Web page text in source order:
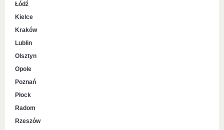
Łódź
Kielce
Kraków
Lublin
Olsztyn
Opole
Poznań
Płock
Radom
Rzeszów